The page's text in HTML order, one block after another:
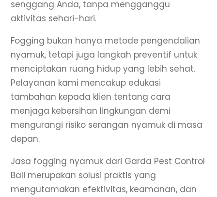
senggang Anda, tanpa mengganggu
aktivitas sehari-hari.
Fogging bukan hanya metode pengendalian
nyamuk, tetapi juga langkah preventif untuk
menciptakan ruang hidup yang lebih sehat.
Pelayanan kami mencakup edukasi
tambahan kepada klien tentang cara
menjaga kebersihan lingkungan demi
mengurangi risiko serangan nyamuk di masa
depan.
Jasa fogging nyamuk dari Garda Pest Control
Bali merupakan solusi praktis yang
mengutamakan efektivitas, keamanan, dan